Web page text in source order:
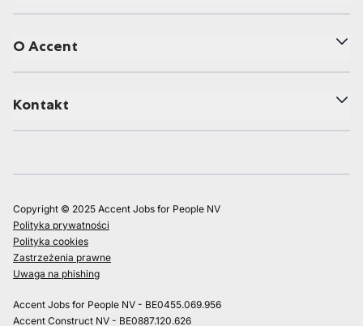
O Accent
Kontakt
Copyright © 2025 Accent Jobs for People NV
Polityka prywatności
Polityka cookies
Zastrzeżenia prawne
Uwaga na phishing
Accent Jobs for People NV - BE0455.069.956
Accent Construct NV - BE0887.120.626